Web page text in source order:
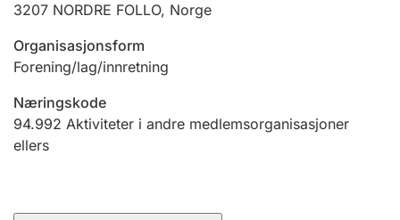
3207 NORDRE FOLLO, Norge
Organisasjonsform
Forening/lag/innretning
Næringskode
94.992 Aktiviteter i andre medlemsorganisasjoner
ellers